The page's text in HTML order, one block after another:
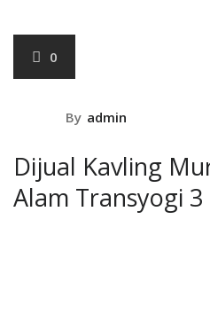
0
By admin
Dijual Kavling
Alam Transyogi 3